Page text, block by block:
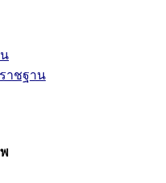
าชฐาน